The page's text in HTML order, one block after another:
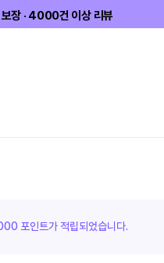
장 · 4000건 이상 리뷰
포인트가 적립되었습니다.